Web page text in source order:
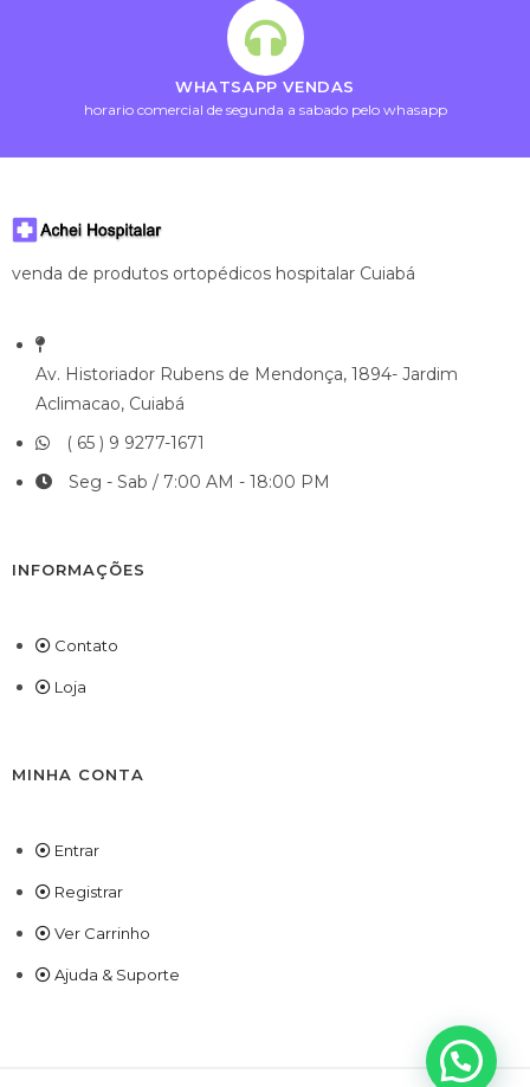
WHATSAPP VENDAS
horario comercial de segunda a sabado pelo whasapp
venda de produtos ortopédicos hospitalar Cuiabá
Av. Historiador Rubens de Mendonça, 1894- Jardim
Aclimacao, Cuiabá
( 65 ) 9 9277-1671
Seg - Sab / 7:00 AM - 18:00 PM
INFORMAÇÕES
Contato
Loja
MINHA CONTA
Entrar
Registrar
Ver Carrinho
Ajuda & Suporte